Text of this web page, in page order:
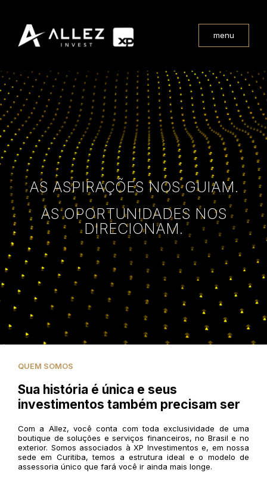
menu
AS ASPIRAÇÕES NOS GUIAM.
AS OPORTUNIDADES NOS
DIRECIONAM.
QUEM SOMOS
Sua história é única e seus
investimentos também precisam ser
Com a Allez, você conta com toda exclusividade de uma
boutique de soluções e serviços financeiros, no Brasil e no
exterior. Somos associados à XP Investimentos e, em nossa
sede em Curitiba, temos a estrutura ideal e o modelo de
assessoria único que fará você ir ainda mais longe.